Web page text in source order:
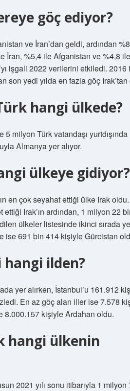
göç ediyor?
ve İran’dan geldi, ardından
İran, %5,4 ile Afganistan ve %4,8
işgali 2022 verilerini etkiledi. 2016
son yedi yılda en fazla göç
hangi ülkede?
milyon Türk vatandaşı yurtdışında
Almanya yer alıyor.
ülkeye gidiyor?
en çok seyahat ettiği ülke Irak
Irak’ın ardından, 1 milyon 22
ülkeler listesinde ikinci sırada
ise 691 bin 414 kişiyle Gürcistan
ilden?
yer alırken, İstanbul’u 161.912
En az göç alan iller ise 7.578
8.000.157 kişiyle Ardahan oldu.
hangi ülkenin
2021 yılı sonu itibarıyla 1 milyon